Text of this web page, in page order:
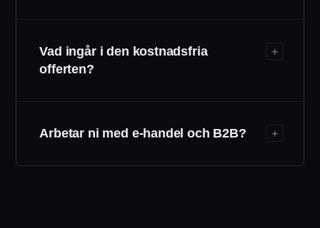
Vad ingår i den kostnadsfria
offerten?
+
Arbetar ni med e-handel och B2B? +